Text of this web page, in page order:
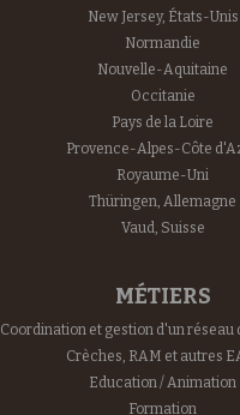
New Jersey, États-Unis
Normandie
Nouvelle-Aquitaine
Occitanie
Pays de la Loire
Provence-Alpes-Côte
Royaume-Uni
Thüringen, Allemagne
Vaud, Suisse
MÉTIERS
Coordination et gestion d'un réseau
Crèches, RAM et autres
Education / Animation
Formation